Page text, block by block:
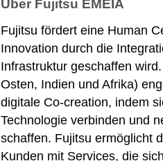
Über Fujitsu EMEIA
Fujitsu fördert eine Human
Innovation durch die
Infrastruktur geschaffen
Osten, Indien und Afrika)
digitale Co-creation, indem
Technologie verbinden und
schaffen. Fujitsu ermöglicht
Kunden mit Services, die